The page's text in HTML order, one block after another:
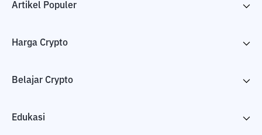
Artikel Populer
Harga Crypto
Belajar Crypto
Edukasi